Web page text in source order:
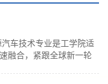
车技术专业是工学院适
融合，紧跟全球新一轮